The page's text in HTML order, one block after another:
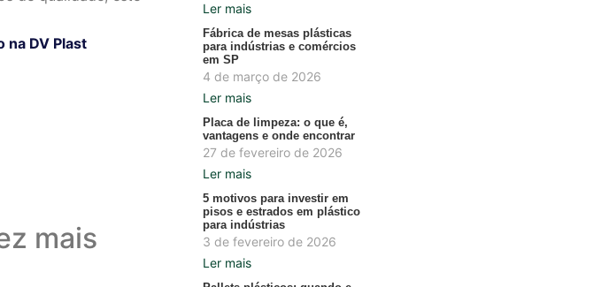
DV Plast
mais
Ler mais
Fábrica de mesas plásticas
para indústrias e comércios
em SP
4 de março de 2026
Ler mais
Placa de limpeza: o que é,
vantagens e onde encontrar
27 de fevereiro de 2026
Ler mais
5 motivos para investir em
pisos e estrados em plástico
para indústrias
3 de fevereiro de 2026
Ler mais